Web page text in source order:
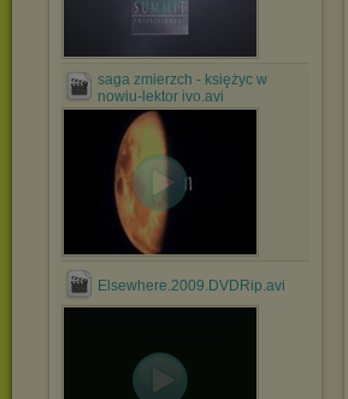
saga zmierzch - księżyc w
nowiu-lektor ivo.avi
Elsewhere.2009.DVDRip.avi